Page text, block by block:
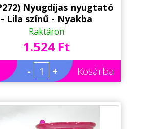
Nyugdíjas nyugtató
- Lila színű - Nyakba
Felespohár, LED
- Vicces Nyugdíjas
- Party Pohár - Party
Kellék
Raktáron
1.524 Ft
- + Kosárba